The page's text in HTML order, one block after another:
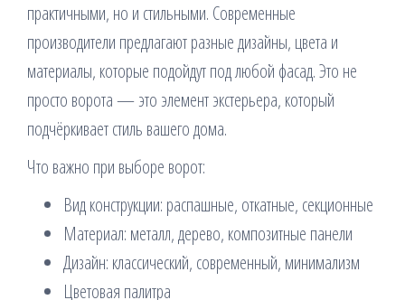
практичными, но и стильными. Современные
производители предлагают разные дизайны, цвета и
материалы, которые подойдут под любой фасад. Это не
просто ворота — это элемент экстерьера, который
подчёркивает стиль вашего дома.
Что важно при выборе ворот:
Вид конструкции: распашные, откатные, секционные
Материал: металл, дерево, композитные панели
Дизайн: классический, современный, минимализм
Цветовая палитра